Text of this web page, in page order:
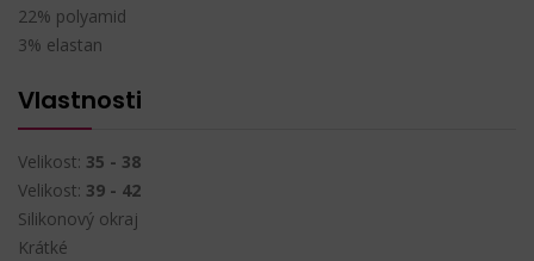
22% polyamid
3% elastan
Vlastnosti
Velikost: 35 - 38
Velikost: 39 - 42
Silikonový okraj
Krátké